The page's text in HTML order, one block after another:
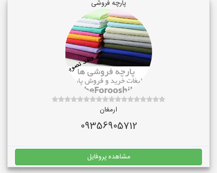
پارچه فروشی
ارمغان
09356905712
مشاهده پروفایل